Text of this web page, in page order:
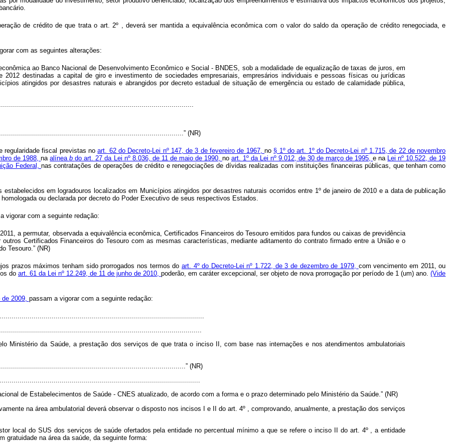
de crédito de que trata o art. 2º , deverá ser mantida a equivalência econômica com o valor do saldo da operação de crédito renegociada, e
com as seguintes alterações:
ao Banco Nacional de Desenvolvimento Econômico e Social - BNDES, sob a modalidade de equalização de taxas de juros, em
2012 destinadas a capital de giro e investimento de sociedades empresariais, empresários individuais e pessoas físicas ou jurídicas
atingidos por desastres naturais e abrangidos por decreto estadual de situação de emergência ou estado de calamidade pública,
(NR)
regularidade fiscal previstas noart. 62 do Decreto-Lei nº 147, de 3 de fevereiro de 1967,no § 1º do art. 1º do Decreto-Lei nº 1.715, de 22 de novembro
de 1988,naalíneabdo art. 27 da Lei nº 8.036, de 11 de maio de 1990, no art. 1º da Lei nº 9.012, de 30 de março de 1995,e na Lei nº 10.522, de 19
Federal,nas contratações de operações de crédito e renegociações de dívidas realizadas com instituições financeiras públicas, que tenham como
em logradouros localizados em Municípios atingidos por desastres naturais ocorridos entre 1º de janeiro de 2010 e a data de publicação
ou declarada por decreto do Poder Executivo de seus respectivos Estados.
vigorar com a seguinte redação:
a permutar, observada a equivalência econômica, Certificados Financeiros do Tesouro emitidos para fundos ou caixas de previdência
Certificados Financeiros do Tesouro com as mesmas características, mediante aditamento do contrato firmado entre a União e o
Tesouro.” (NR)
prazos máximos tenham sido prorrogados nos termos do art. 4º do Decreto-Lei nº 1.722, de 3 de dezembro de 1979, com vencimento em 2011, ou
do art. 61 da Lei nº 12.249, de 11 de junho de 2010,poderão, em caráter excepcional, ser objeto de nova prorrogação por período de 1 (um) ano.(Vide
2009, passam a vigorar com a seguinte redação:
Ministério da Saúde, a prestação dos serviços de que trata o inciso II, com base nas internações e nos atendimentos ambulatoriais
(NR)
de Estabelecimentos de Saúde - CNES atualizado, de acordo com a forma e o prazo determinado pelo Ministério da Saúde.” (NR)
na área ambulatorial deverá observar o disposto nos incisos I e II do art. 4º , comprovando, anualmente, a prestação dos serviços
local do SUS dos serviços de saúde ofertados pela entidade no percentual mínimo a que se refere o inciso II do art. 4º , a entidade
gratuidade na área da saúde, da seguinte forma: